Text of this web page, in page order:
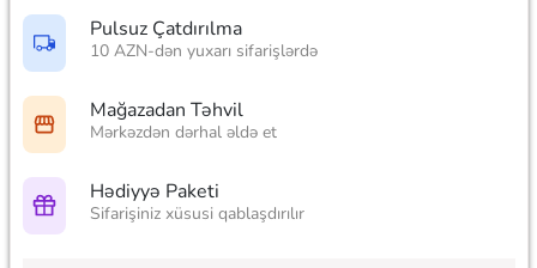
Pulsuz Çatdırılma
10 AZN-dən yuxarı sifarişlərdə
Mağazadan Təhvil
Mərkəzdən dərhal əldə et
Hədiyyə Paketi
Sifarişiniz xüsusi qablaşdırılır